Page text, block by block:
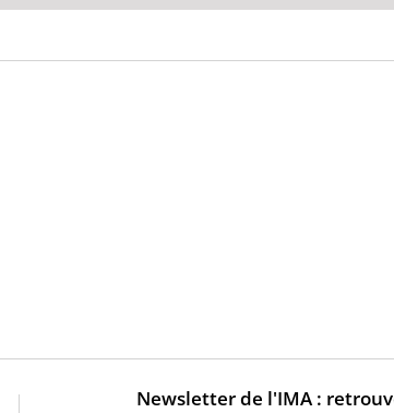
Newsletter de l'IMA :